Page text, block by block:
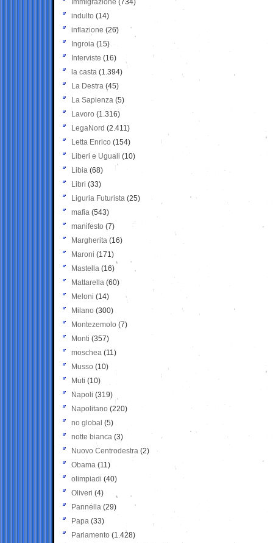
Immigrazione (734)
indulto (14)
inflazione (26)
Ingroia (15)
Interviste (16)
la casta (1.394)
La Destra (45)
La Sapienza (5)
Lavoro (1.316)
LegaNord (2.411)
Letta Enrico (154)
Liberi e Uguali (10)
Libia (68)
Libri (33)
Liguria Futurista (25)
mafia (543)
manifesto (7)
Margherita (16)
Maroni (171)
Mastella (16)
Mattarella (60)
Meloni (14)
Milano (300)
Montezemolo (7)
Monti (357)
moschea (11)
Musso (10)
Muti (10)
Napoli (319)
Napolitano (220)
no global (5)
notte bianca (3)
Nuovo Centrodestra (2)
Obama (11)
olimpiadi (40)
Oliveri (4)
Pannella (29)
Papa (33)
Parlamento (1.428)